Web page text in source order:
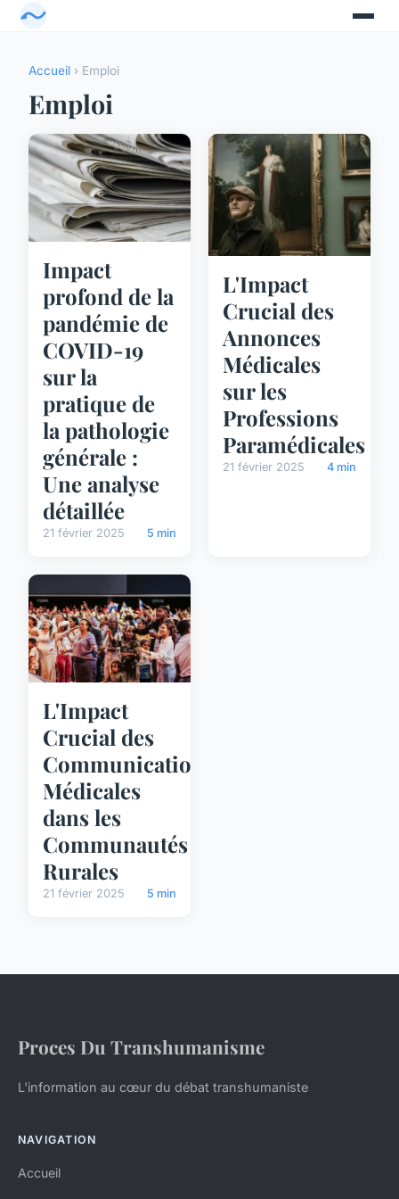
Accueil › Emploi
Emploi
Impact
profond de la
pandémie de
COVID-19
sur la
pratique de
la pathologie
générale :
Une analyse
détaillée
21 février 2025 5 min
L'Impact
Crucial des
Annonces
Médicales
sur les
Professions
Paramédicales
21 février 2025 4 min
L'Impact
Crucial des
Communications
Médicales
dans les
Communautés
Rurales
21 février 2025 5 min
Proces Du Transhumanisme
L'information au cœur du débat transhumaniste
NAVIGATION
Accueil